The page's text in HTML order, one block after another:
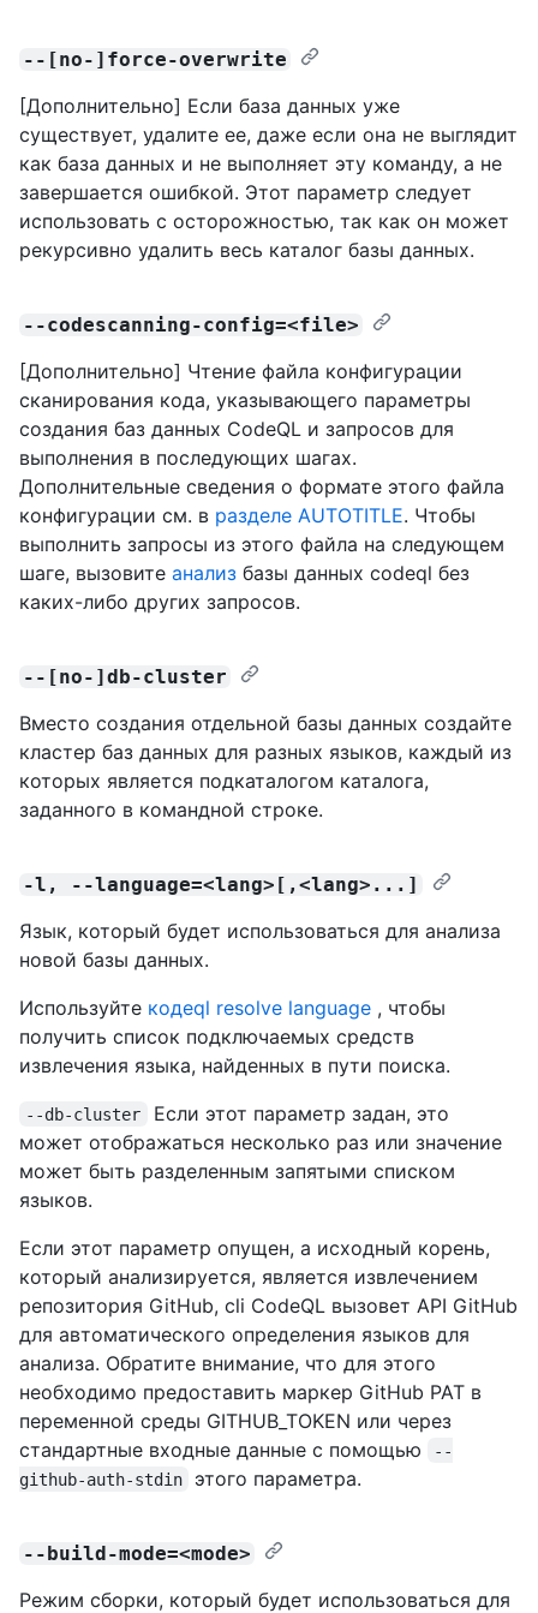
--[no-]force-overwrite
[Дополнительно] Если база данных уже
существует, удалите ее, даже если она не выглядит
как база данных и не выполняет эту команду, а не
завершается ошибкой. Этот параметр следует
использовать с осторожностью, так как он может
рекурсивно удалить весь каталог базы данных.
--codescanning-config=<file>
[Дополнительно] Чтение файла конфигурации
сканирования кода, указывающего параметры
создания баз данных CodeQL и запросов для
выполнения в последующих шагах.
Дополнительные сведения о формате этого файла
конфигурации см. в разделе AUTOTITLE. Чтобы
выполнить запросы из этого файла на следующем
шаге, вызовите анализ базы данных codeql без
каких-либо других запросов.
--[no-]db-cluster
Вместо создания отдельной базы данных создайте
кластер баз данных для разных языков, каждый из
которых является подкаталогом каталога,
заданного в командной строке.
-l, --language=<lang>[,<lang>...]
Язык, который будет использоваться для анализа
новой базы данных.
Используйте кодеql resolve language , чтобы
получить список подключаемых средств
извлечения языка, найденных в пути поиска.
--db-cluster
Если этот параметр задан, это
может отображаться несколько раз или значение
может быть разделенным запятыми списком
языков.
Если этот параметр опущен, а исходный корень,
который анализируется, является извлечением
репозитория GitHub, cli CodeQL вызовет API GitHub
для автоматического определения языков для
анализа. Обратите внимание, что для этого
необходимо предоставить маркер GitHub PAT в
переменной среды GITHUB_TOKEN или через
стандартные входные данные с помощью
--
github-auth-stdin
этого параметра.
--build-mode=<mode>
Режим сборки, который будет использоваться для